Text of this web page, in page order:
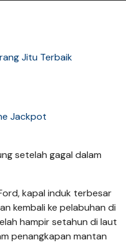
Jitu Terbaik
Jackpot
setelah gagal dalam
kapal induk terbesar
kembali ke pelabuhan di
hampir setahun di laut
penangkapan mantan